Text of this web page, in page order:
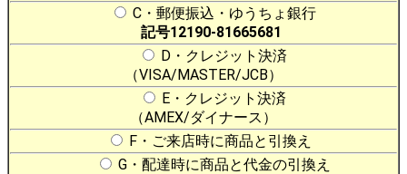
C・郵便振込・ゆうちょ銀行
記号12190-81665681
D・クレジット決済
（VISA/MASTER/JCB）
E・クレジット決済
（AMEX/ダイナース）
F・ご来店時に商品と引換え
G・配達時に商品と代金の引換え